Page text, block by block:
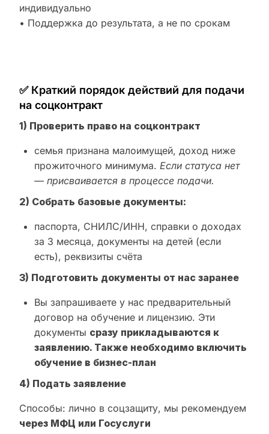
индивидуально
• Поддержка до результата, а не по срокам
✅ Краткий порядок действий для подачи
на соцконтракт
1) Проверить право на соцконтракт
семья признана малоимущей, доход ниже
прожиточного минимума. Если статуса нет
— присваивается в процессе подачи.
2) Собрать базовые документы:
паспорта, СНИЛС/ИНН, справки о доходах
за 3 месяца, документы на детей (если
есть), реквизиты счёта
3) Подготовить документы от нас заранее
Вы запрашиваете у нас предварительный
договор на обучение и лицензию. Эти
документы сразу прикладываются к
заявлению. Также необходимо включить
обучение в бизнес-план
4) Подать заявление
Способы: лично в соцзащиту, мы рекомендуем
через МФЦ или Госуслуги